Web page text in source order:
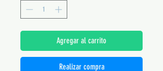
Agregar al carrito
Realizar compra